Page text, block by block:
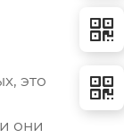
это
они